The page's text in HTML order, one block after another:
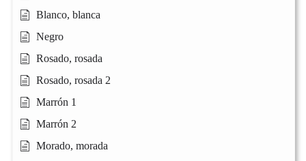
Blanco, blanca
Negro
Rosado, rosada
Rosado, rosada 2
Marrón 1
Marrón 2
Morado, morada